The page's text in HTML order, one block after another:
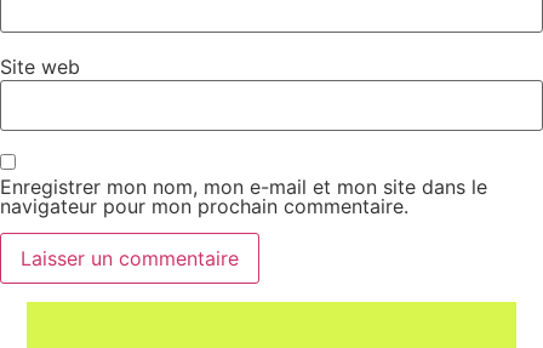
Site web
Enregistrer mon nom, mon e-mail et mon site dans le
navigateur pour mon prochain commentaire.